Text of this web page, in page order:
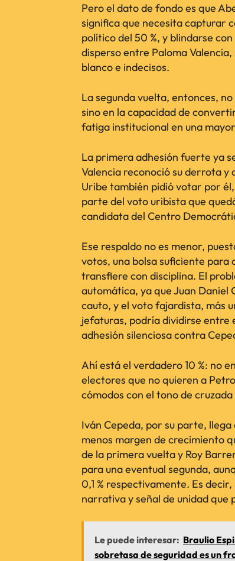
Pero el dato de fondo es que
significa que necesita capturar
político del 50 %, y blindarse
disperso entre Paloma
blanco e indecisos.
La segunda vuelta, entonces,
sino en la capacidad de
fatiga institucional en una
La primera adhesión fuerte ya
Valencia reconoció su derrota y
Uribe también pidió votar por
parte del voto uribista que
candidata del Centro
Ese respaldo no es menor,
votos, una bolsa suficiente para
transfiere con disciplina. El
automática, ya que Juan Daniel
cauto, y el voto fajardista, más
jefaturas, podría dividirse entre
adhesión silenciosa contra
Ahí está el verdadero 10 %: no
electores que no quieren a
cómodos con el tono de
Iván Cepeda, por su parte,
menos margen de crecimiento
de la primera vuelta y Roy
para una eventual segunda,
0,1 % respectivamente. Es
narrativa y señal de unidad que
Le puede interesar: Braulio
sobretasa de seguridad es un